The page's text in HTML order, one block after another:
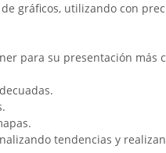
gráficos, utilizando con
para su presentación más
tendencias y